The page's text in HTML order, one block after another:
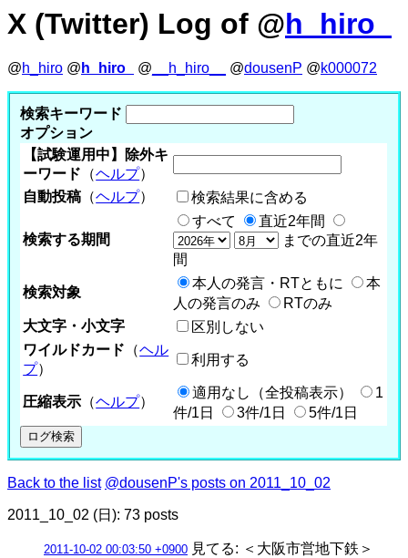
X (Twitter) Log of @h_hiro_
@h_hiro @ h_hiro_ @ __h_hiro__ @dousenP @k000072
検索キーワード
オプション
【試験運用中】除外キ
ーワード （ヘルプ）
自動投稿 （ヘルプ） 検索結果に含める
検索する期間
すべて
直近2年間
までの直近2年
間
検索対象
本人の発言・RTともに
本
人の発言のみ
RTのみ
大文字・小文字
区別しない
ワイルドカード （ヘル
プ）
利用する
圧縮表示 （ヘルプ）
適用なし（全投稿表示）
1
件/1日
3件/1日 5件/1日
Back to the list @dousenP's posts on 2011_10_02
2011_10_02 (日): 73 posts
2011-10-02 00:03:50 +0900 見てる: ＜大阪市営地下鉄＞